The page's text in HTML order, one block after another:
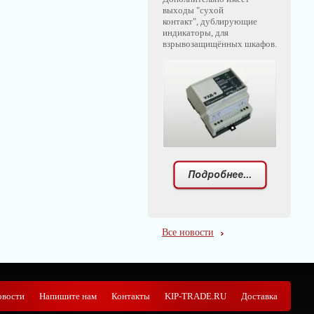
выходы "сухой
контакт", дублирующие
индикаторы, для
взрывозащищённых шкафов.
Все новости
Напишите нам Контакты KIP-TRADE.RU Доставка